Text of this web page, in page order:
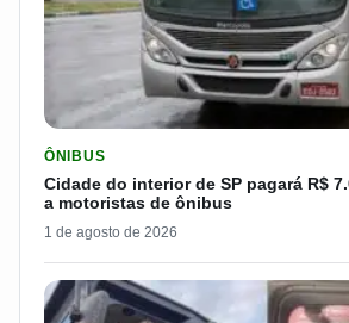
ÔNIBUS
Cidade do interior de SP pagará R$
a motoristas de ônibus
1 de agosto de 2026